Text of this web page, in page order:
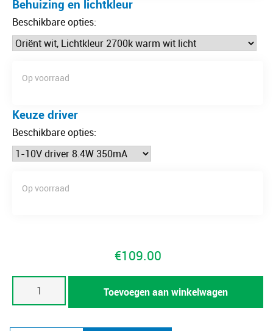
Behuizing en lichtkleur
Beschikbare opties:
Op voorraad
Keuze driver
Beschikbare opties:
Op voorraad
€109.00
Toevoegen aan winkelwagen